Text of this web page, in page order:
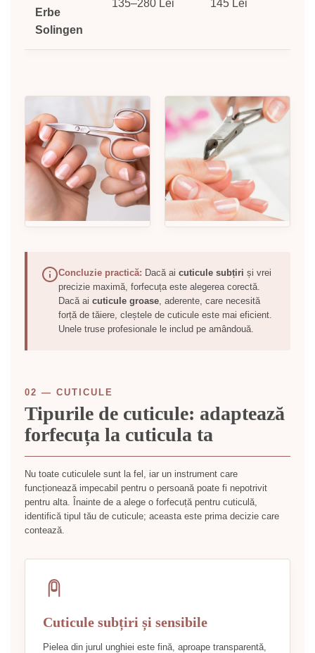
Erbe
Solingen
135–280 Lei 145 Lei
Concluzie practică: Dacă ai cuticule subțiri și vrei
precizie maximă, forfecuța este alegerea corectă.
Dacă ai cuticule groase, aderente, care necesită
forță de tăiere, cleștele de cuticule este mai eficient.
Unele truse profesionale le includ pe amândouă.
02 — CUTICULE
Tipurile de cuticule: adaptează
forfecuța la cuticula ta
Nu toate cuticulele sunt la fel, iar un instrument care
funcționează impecabil pentru o persoană poate fi nepotrivit
pentru alta. Înainte de a alege o forfecuță pentru cuticulă,
identifică tipul tău de cuticule; aceasta este prima decizie care
contează.
Cuticule subțiri și sensibile
Pielea din jurul unghiei este fină, aproape transparentă,